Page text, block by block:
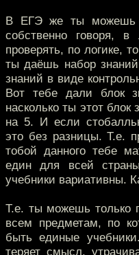
В ЕГЭ же ты можешь
собственно говоря, в
проверять, по логике,
ты даёшь набор
знаний в виде
Вот тебе дали блок
насколько ты этот
на 5. И если
это без разницы. Т.е.
тобой данного тебе
един для всей
учебники вариативны.
Т.е. ты можешь только
всем предметам, по
быть единые
теряет смысл,